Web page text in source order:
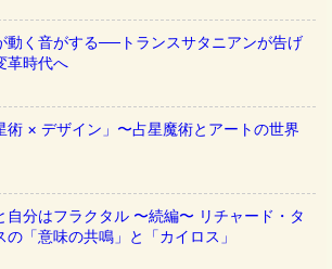
動く音がする──トランスサタニアンが告げ
革時代へ
術 × デザイン」〜占星魔術とアートの世界
自分はフラクタル 〜続編〜 リチャード・タ
の「意味の共鳴」と「カイロス」